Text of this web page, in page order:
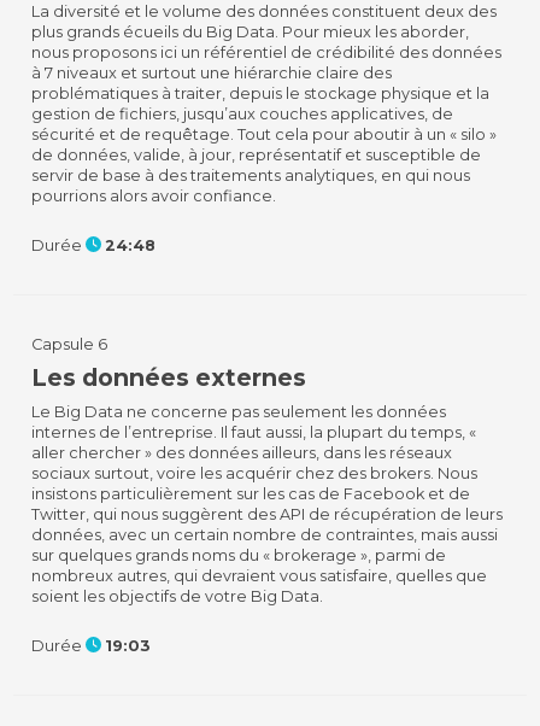
La diversité et le volume des données constituent deux des
plus grands écueils du Big Data. Pour mieux les aborder,
nous proposons ici un référentiel de crédibilité des données
à 7 niveaux et surtout une hiérarchie claire des
problématiques à traiter, depuis le stockage physique et la
gestion de fichiers, jusqu’aux couches applicatives, de
sécurité et de requêtage. Tout cela pour aboutir à un « silo »
de données, valide, à jour, représentatif et susceptible de
servir de base à des traitements analytiques, en qui nous
pourrions alors avoir confiance.
Durée 24:48
Capsule 6
Les données externes
Le Big Data ne concerne pas seulement les données
internes de l’entreprise. Il faut aussi, la plupart du temps, «
aller chercher » des données ailleurs, dans les réseaux
sociaux surtout, voire les acquérir chez des brokers. Nous
insistons particulièrement sur les cas de Facebook et de
Twitter, qui nous suggèrent des API de récupération de leurs
données, avec un certain nombre de contraintes, mais aussi
sur quelques grands noms du « brokerage », parmi de
nombreux autres, qui devraient vous satisfaire, quelles que
soient les objectifs de votre Big Data.
Durée 19:03